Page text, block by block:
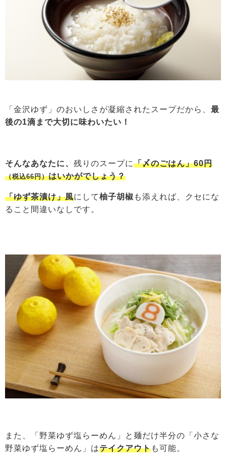
「金沢ゆず」のおいしさが凝縮されたスープだから、 最
後の1滴まで大切に味わいたい！
そんなあなたに、 残りのスープに「〆のごはん」60円
（税込66円）はいかがでしょう？
「ゆず茶漬け」風にして柚子胡椒 も添えれば、クセにな
ること間違いなしです。
また、「野菜ゆず塩らーめん」と麺だけ半分の「小さな
野菜ゆず塩らーめん」はテイクアウトも可能。